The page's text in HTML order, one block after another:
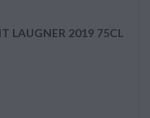
LAUGNER 2019 75CL